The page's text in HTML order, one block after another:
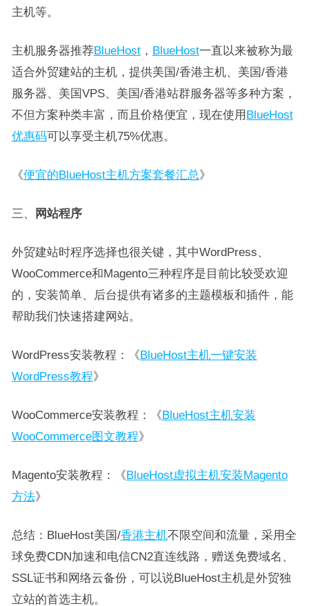
主机等。
主机服务器推荐BlueHost， BlueHost一直以来被称为最
适合外贸建站的主机，提供美国/香港主机、美国/香港
服务器、美国VPS、美国/香港站群服务器等多种方案，
不但方案种类丰富，而且价格便宜，现在使用 BlueHost
优惠码可以享受主机75%优惠。
《便宜的BlueHost主机方案套餐汇总》
三、 网站程序
外贸建站时程序选择也很关键，其中WordPress、
WooCommerce和Magento三种程序是目前比较受欢迎
的，安装简单、后台提供有诸多的主题模板和插件，能
帮助我们快速搭建网站。
WordPress安装教程：《BlueHost主机一键安装
WordPress教程》
WooCommerce安装教程：《BlueHost主机安装
WooCommerce图文教程》
Magento安装教程：《BlueHost虚拟主机安装Magento
方法》
总结：BlueHost美国/香港主机不限空间和流量，采用全
球免费CDN加速和电信CN2直连线路，赠送免费域名、
SSL证书和网络云备份，可以说BlueHost主机是外贸独
立站的首选主机。